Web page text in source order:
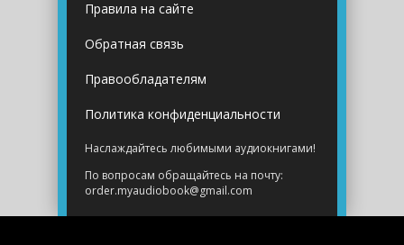
Правила на сайте
Обратная связь
Правообладателям
Политика конфиденциальности
Наслаждайтесь любимыми аудиокнигами!
По вопросам обращайтесь на почту:
order.myaudiobook@gmail.com